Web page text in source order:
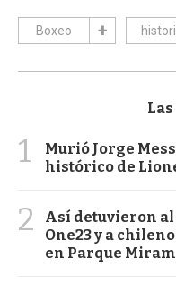
Boxeo
1
Murió Jorge
histórico de
2
Así detuvieron
One23 y a
en Parque